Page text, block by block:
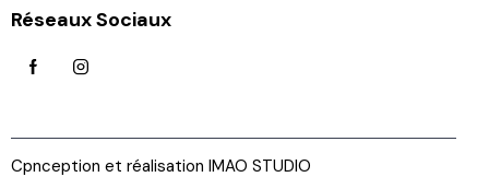
Réseaux Sociaux
Cpnception et réalisation IMAO STUDIO